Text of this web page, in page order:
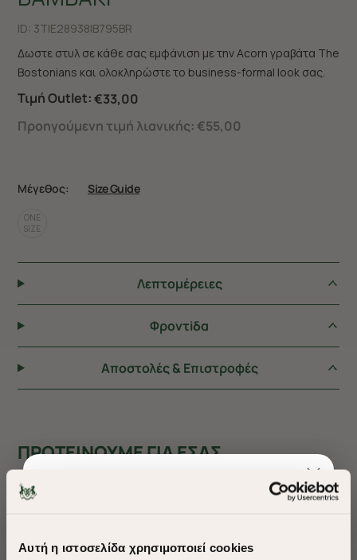
Αυτή η ιστοσελίδα χρησιμοποιεί cookies
ID: 3TIE28938|B795BR
Δωστε στυλ σε κάθε σας εμφάνιση με την Acorn γραβάτα The
Bostonians και ολοκληρώστε το business-formal look σας.
Τιμή Outlet:€33,00
Προηγούμενη τιμή λιανικής: €55,00
Μέγεθος: Size Guide
ONE
SIZE
Λεπτομέρειες
Φροντiδα
Αποστολές & Επιστροφές
ΠΡΟΤΕΙΝΟΥΜΕ ΓΙΑ ΕΣΑΣ